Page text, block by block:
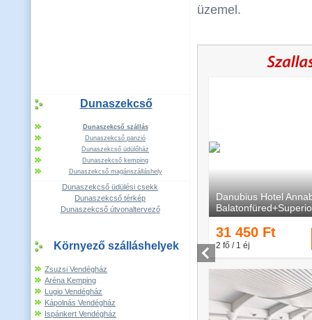
Dunaszekcső
Dunaszekcső szállás
Dunaszekcső panzió
Dunaszekcső üdülőház
Dunaszekcső kemping
Dunaszekcső magánszálláshely
Dunaszekcső üdülési csekk
Dunaszekcső térkép
Dunaszekcső útvonaltervező
Környező szálláshelyek
Zsuzsi Vendégház
Aréna Kemping
Lugio Vendégház
Kápolnás Vendégház
Ispánkert Vendégház
üzemel.